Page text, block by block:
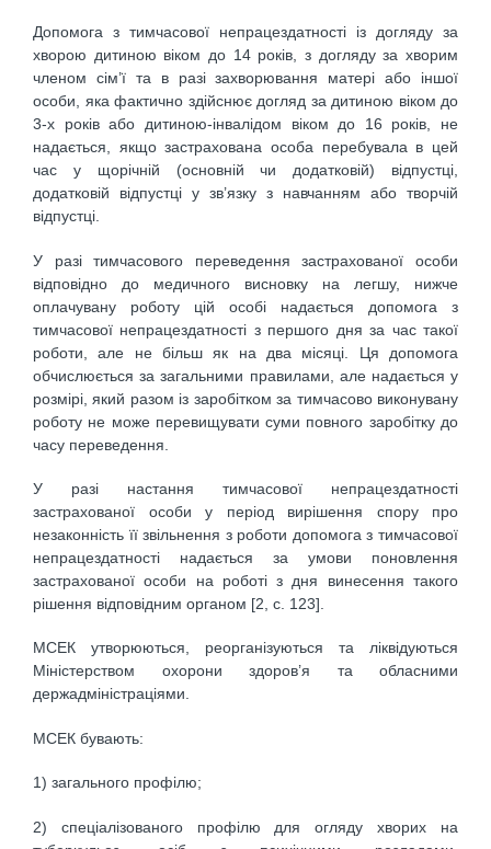
Допомога з тимчасової непрацездатності із догляду за
хворою дитиною віком до 14 років, з догляду за хворим
членом сім’ї та в разі захворювання матері або іншої
особи, яка фактично здійснює догляд за дитиною віком до
3-х років або дитиною-інвалідом віком до 16 років, не
надається, якщо застрахована особа перебувала в цей
час у щорічній (основній чи додатковій) відпустці,
додатковій відпустці у зв’язку з навчанням або творчій
відпустці.
У разі тимчасового переведення застрахованої особи
відповідно до медичного висновку на легшу, нижче
оплачувану роботу цій особі надається допомога з
тимчасової непрацездатності з першого дня за час такої
роботи, але не більш як на два місяці. Ця допомога
обчислюється за загальними правилами, але надається у
розмірі, який разом із заробітком за тимчасово виконувану
роботу не може перевищувати суми повного заробітку до
часу переведення.
У разі настання тимчасової непрацездатності
застрахованої особи у період вирішення спору про
незаконність її звільнення з роботи допомога з тимчасової
непрацездатності надається за умови поновлення
застрахованої особи на роботі з дня винесення такого
рішення відповідним органом [2, с. 123].
МСЕК утворюються, реорганізуються та ліквідуються
Міністерством охорони здоров’я та обласними
держадміністраціями.
МСЕК бувають:
1) загального профілю;
2) спеціалізованого профілю для огляду хворих на